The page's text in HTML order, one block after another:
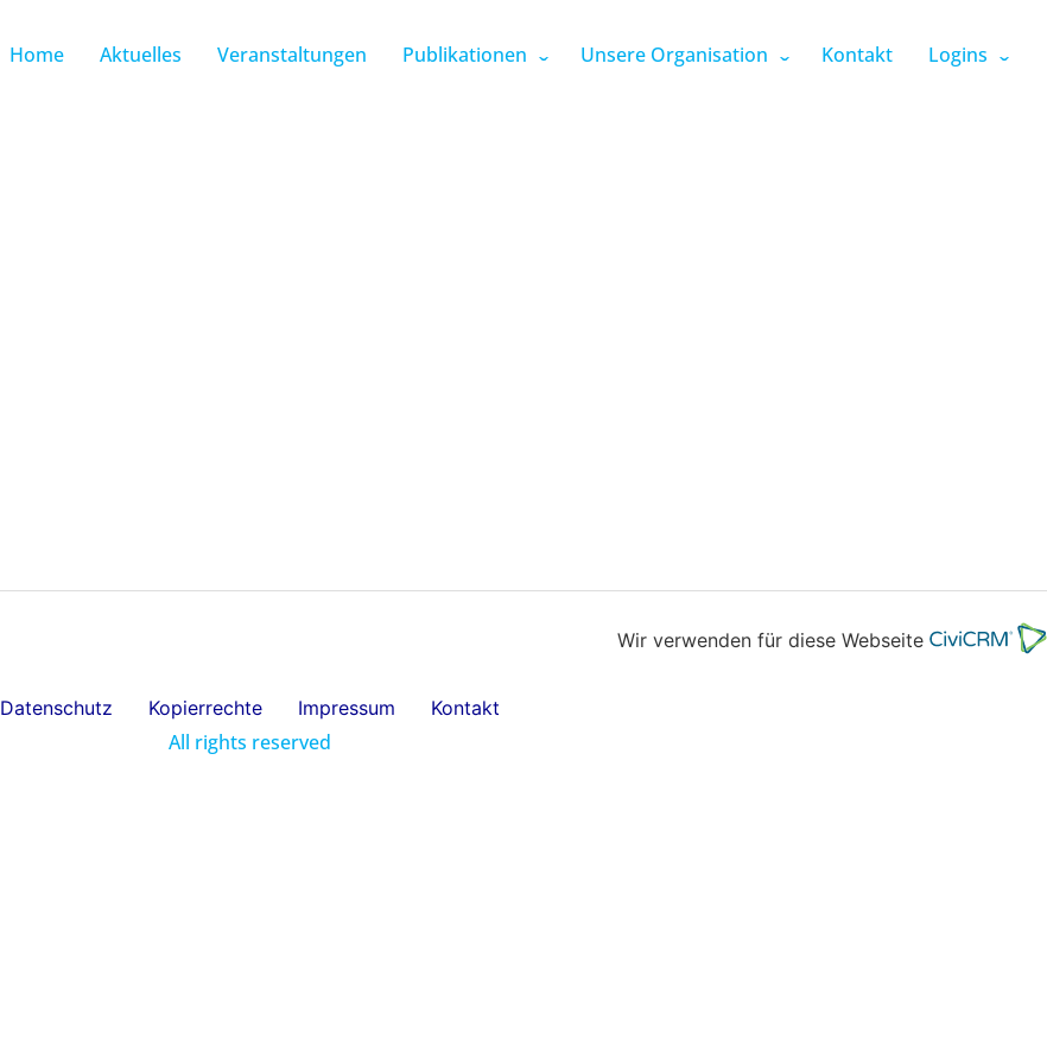
Home Aktuelles Veranstaltungen Publikationen Unsere Organisation Kontakt Logins
Wir verwenden für diese Webseite
Datenschutz Kopierrechte Impressum Kontakt
All rights reserved